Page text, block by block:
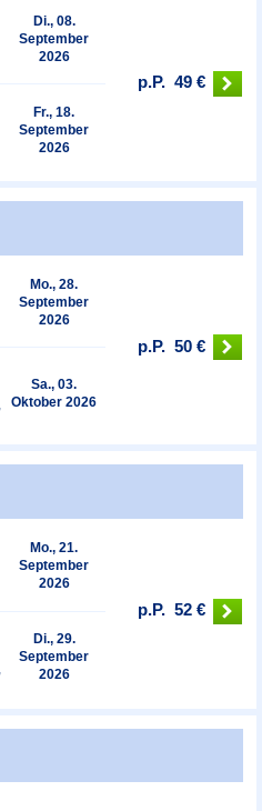
Di., 08.
September
2026
Fr., 18.
September
2026
p.P. 49 €
Mo., 28.
September
2026
Sa., 03.
Oktober 2026
p.P. 50 €
Mo., 21.
September
2026
Di., 29.
September
2026
p.P. 52 €